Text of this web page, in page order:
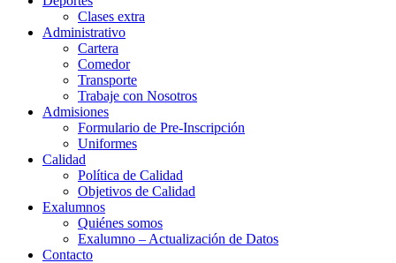
Clases extra
Administrativo
Cartera
Comedor
Transporte
Trabaje con Nosotros
Admisiones
Formulario de Pre-Inscripción
Uniformes
Calidad
Política de Calidad
Objetivos de Calidad
Exalumnos
Quiénes somos
Exalumno – Actualización de Datos
Contacto